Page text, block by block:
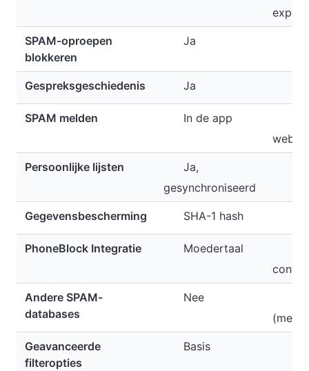
SPAM-oproepen
blokkeren
Ja
Gespreksgeschiedenis Ja
SPAM melden In de app
Persoonlijke lijsten
Ja,
gesynchroniseerd
Gegevensbescherming SHA-1 hash
PhoneBlock Integratie Moedertaal
Andere SPAM-
databases
Nee
Geavanceerde
filteropties
Basis